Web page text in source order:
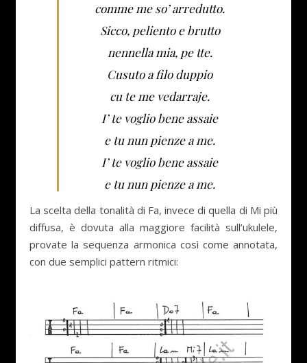
comme me so’ arredutto.
Sicco, peliento e brutto
nennella mia, pe tte.
Cusuto a filo duppio
cu te me vedarraje.
I’ te voglio bene assaie
e tu nun pienze a me.
I’ te voglio bene assaie
e tu nun pienze a me.
La scelta della tonalità di Fa, invece di quella di Mi più
diffusa, è dovuta alla maggiore facilità sull’ukulele,
provate la sequenza armonica così come annotata,
con due semplici pattern ritmici: